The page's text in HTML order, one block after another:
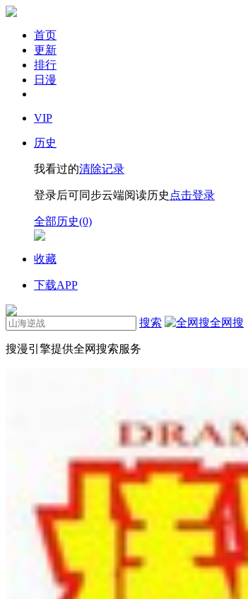
首页
更新
排行
日漫
VIP
历史
我看过的清除记录
登录后可同步云端阅读历史 点击登录
全部历史(0)
收藏
下载APP
搜索 全网搜
搜漫引擎提供全网搜索服务